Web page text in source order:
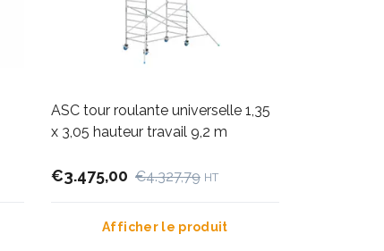
ASC tour roulante universelle 1,35
x 3,05 hauteur travail 9,2 m
€3.475,00 €4.327,79 HT
Afficher le produit